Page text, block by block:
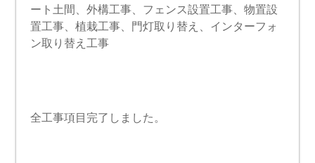
ート土間、外構工事、フェンス設置工事、物置設
置工事、植栽工事、門灯取り替え、インターフォ
ン取り替え工事
全工事項目完了しました。